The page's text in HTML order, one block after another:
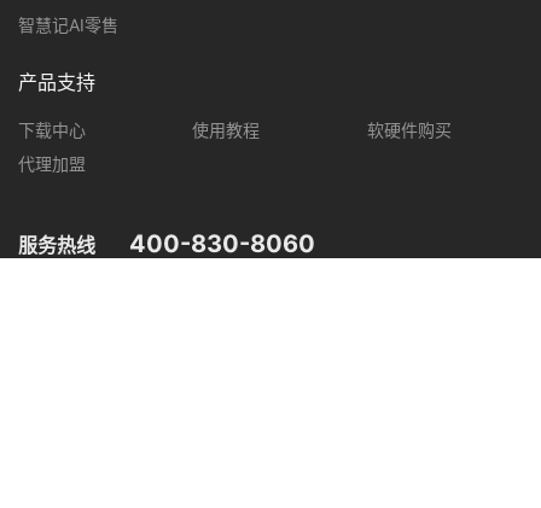
服务热线 400-830-8060
智慧记AI零售
产品支持
下载中心 使用教程
软硬件购买
代理加盟